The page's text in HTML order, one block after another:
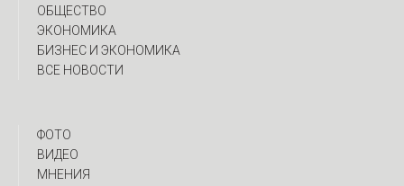
ОБЩЕСТВО
ЭКОНОМИКА
БИЗНЕС И ЭКОНОМИКА
ВСЕ НОВОСТИ
ФОТО
ВИДЕО
МНЕНИЯ